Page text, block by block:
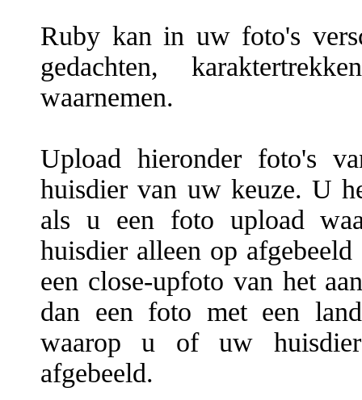
Ruby kan in uw foto's
gedachten,
waarnemen.
Upload hieronder foto's
huisdier van uw keuze. U
als u een foto upload
huisdier alleen op
een close-upfoto van het
dan een foto met een
waarop u of uw
afgebeeld.